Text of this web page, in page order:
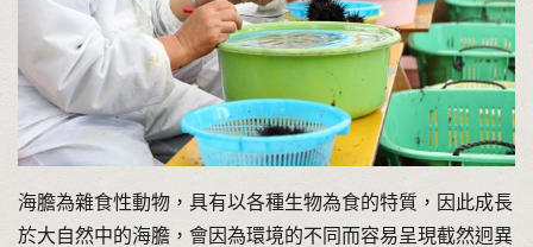
海膽為雜食性動物，具有以各種生物為食的特質，因此成長
於大自然中的海膽，會因為環境的不同而容易呈現截然迥異